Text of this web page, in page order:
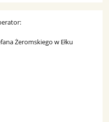
Żeromskiego w Ełku